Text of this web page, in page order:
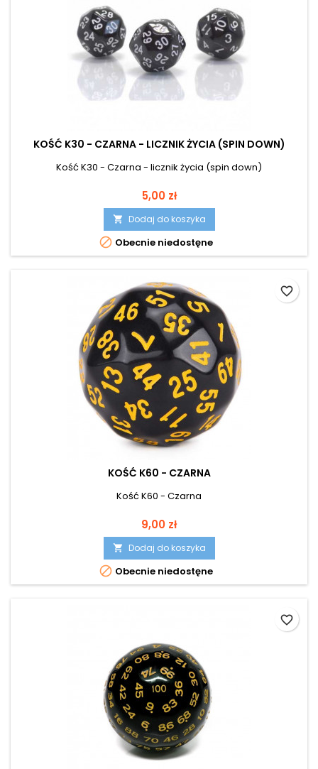
KOŚĆ K30 - CZARNA - LICZNIK ŻYCIA (SPIN DOWN)
Kość K30 - Czarna - licznik życia (spin down)
Cena
5,00 zł
 Dodaj do koszyka
 Obecnie niedostęne
KOŚĆ K60 - CZARNA
Kość K60 - Czarna
Cena
9,00 zł
 Dodaj do koszyka
 Obecnie niedostęne
favorite_border
favorite_border